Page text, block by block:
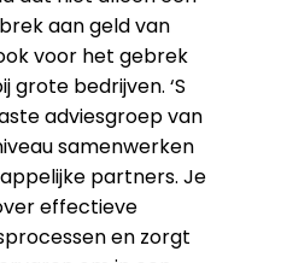
aan geld van
voor het gebrek
grote bedrijven. ‘S
adviesgroep van
samenwerken
partners. Je
effectieve
en zorgt